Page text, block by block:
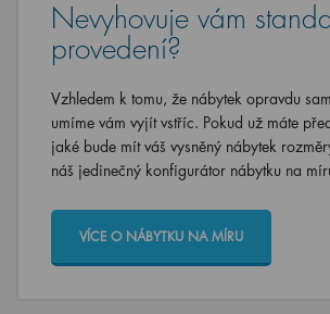
Nevyhovuje vám
provedení?
Vzhledem k tomu, že nábytek opravdu
umíme vám vyjít vstříc. Pokud už máte
jaké bude mít váš vysněný nábytek
náš jedinečný konfigurátor nábytku na
VÍCE O NÁBYTKU NA MÍRU